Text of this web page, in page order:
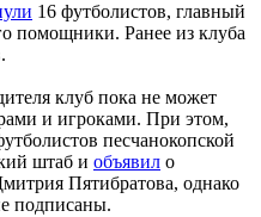
16 футболистов, главный
помощники. Ранее из клуба
клуб пока не может
и игроками. При этом,
песчанокопской
штаб и объявил о
Пятибратова, однако
подписаны.